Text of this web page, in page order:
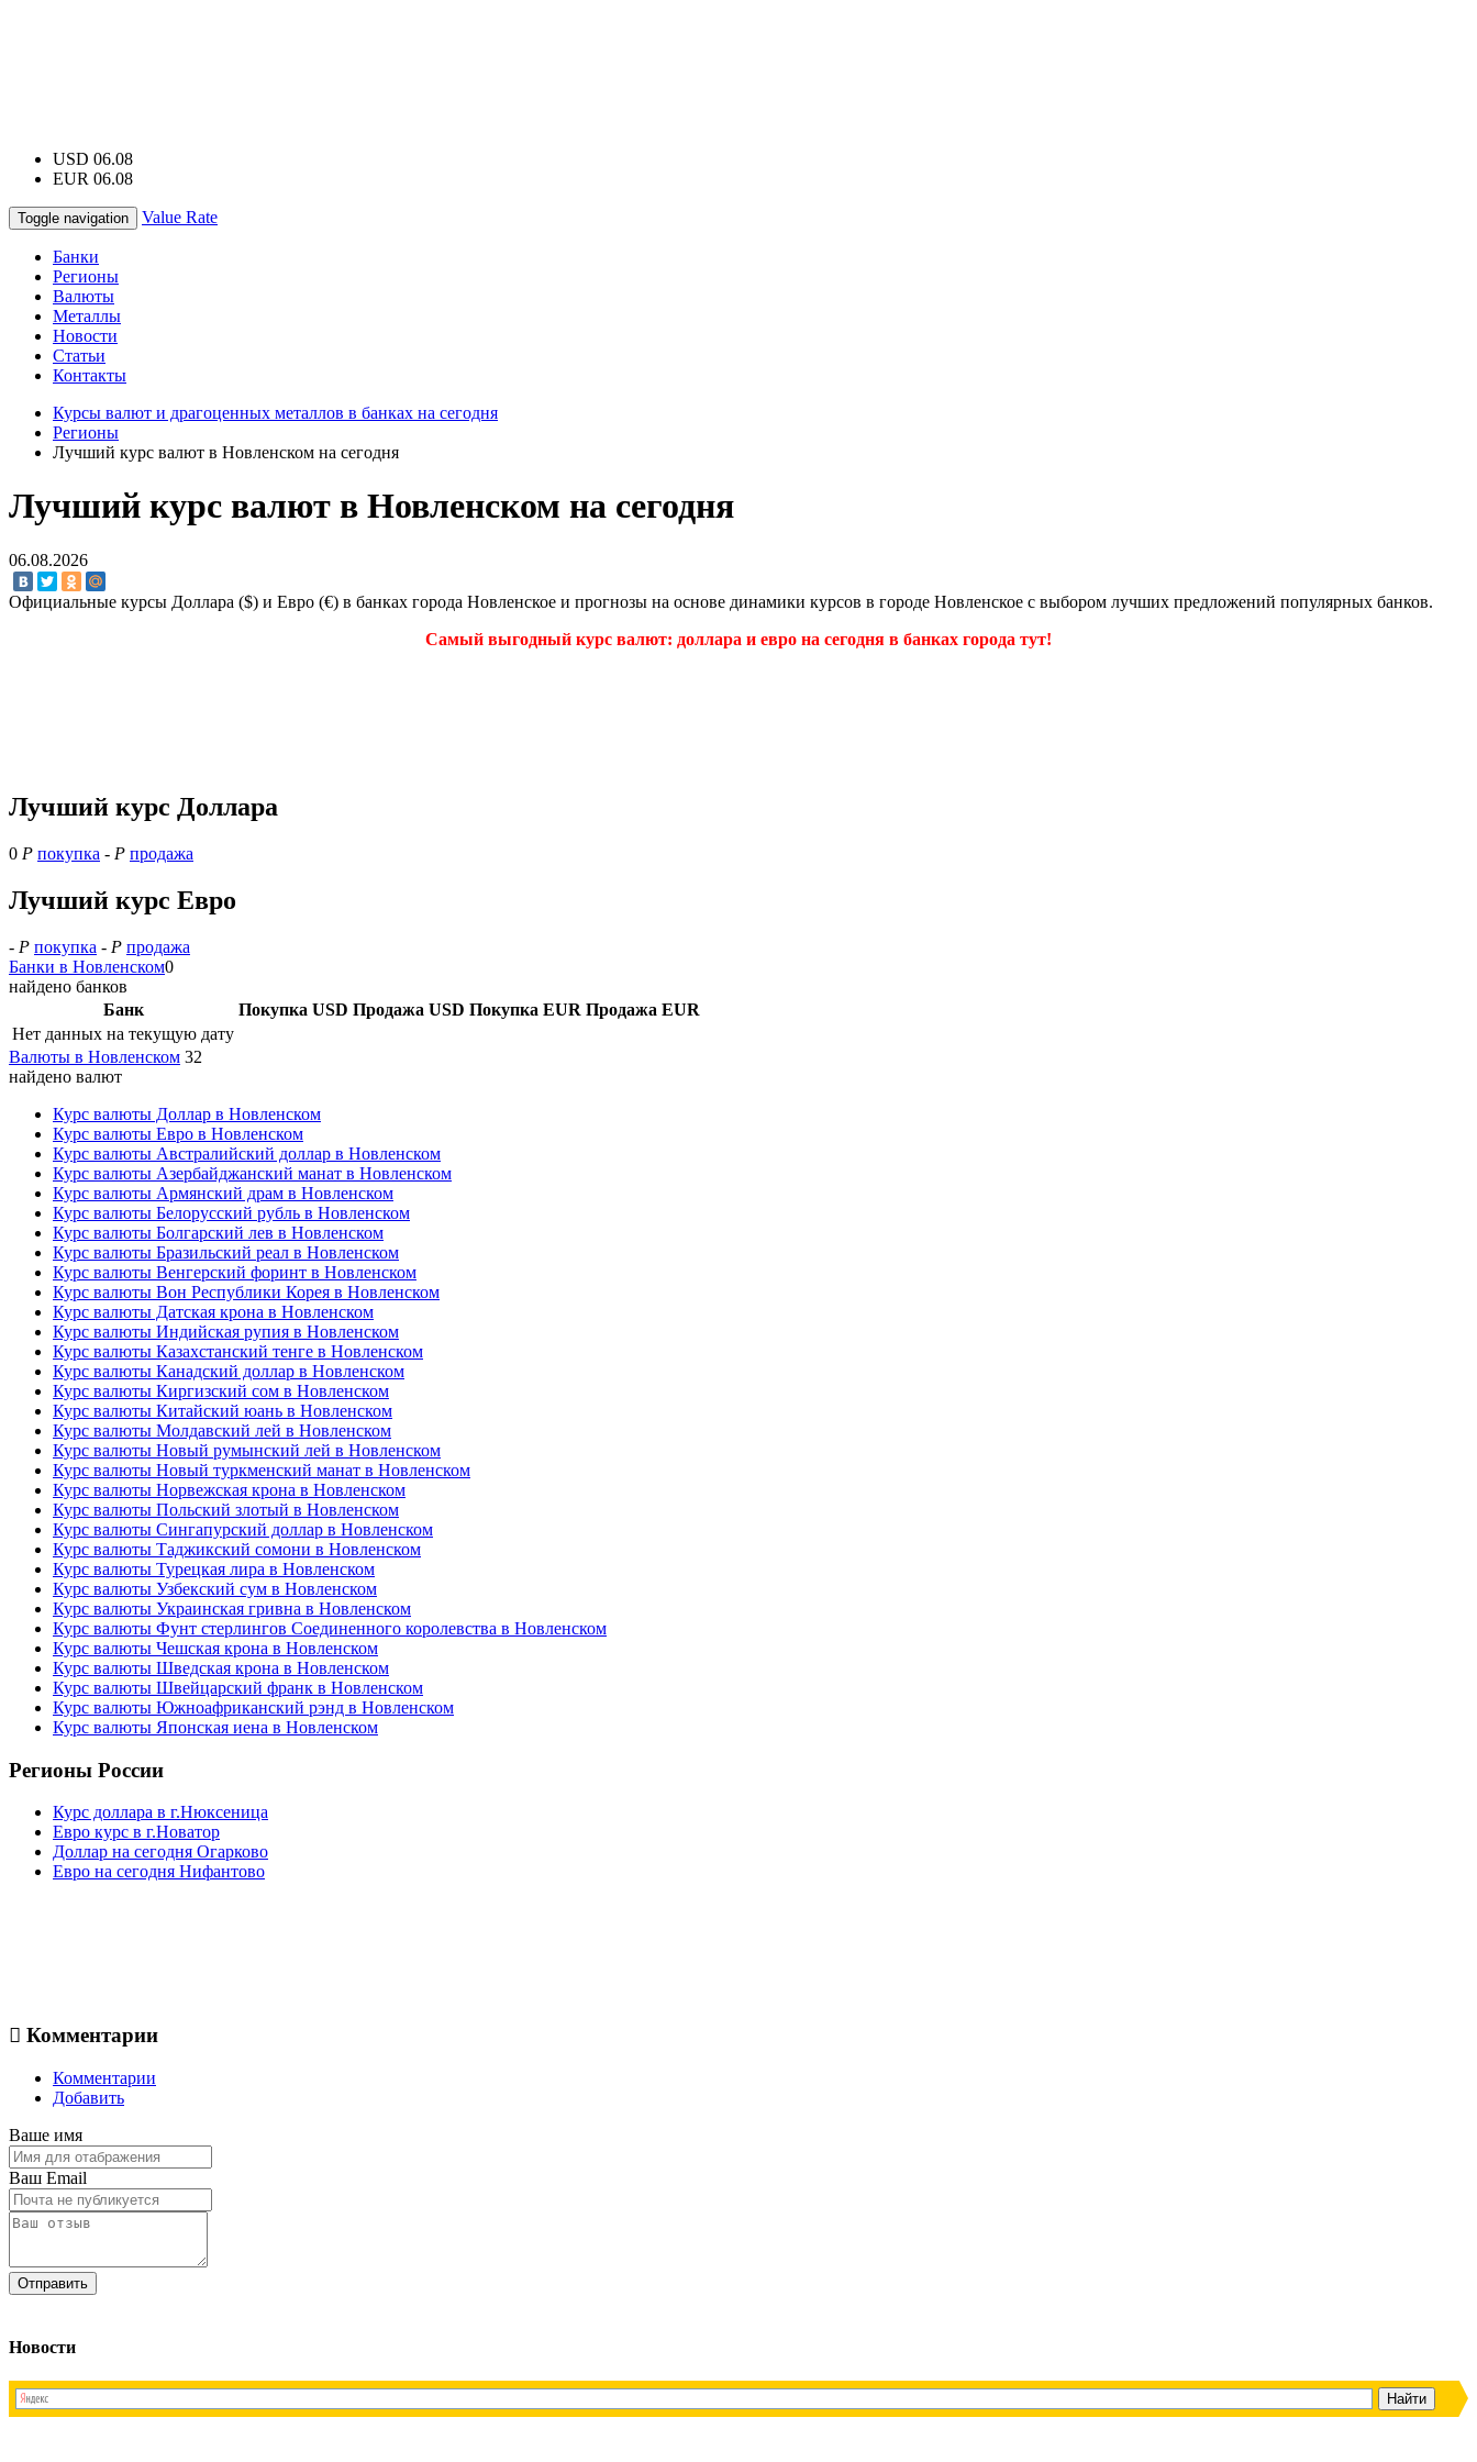
USD 06.08
EUR 06.08
Toggle navigation Value Rate
Банки
Регионы
Валюты
Металлы
Новости
Статьи
Контакты
Курсы валют и драгоценных металлов в банках на сегодня
Регионы
Лучший курс валют в Новленском на сегодня
Лучший курс валют в Новленском на сегодня
06.08.2026
Официальные курсы Доллара ($) и Евро (€) в банках города Новленское и прогнозы на основе динамики курсов в городе Новленское с выбором лучших предложений популярных банков.
Самый выгодный курс валют: доллара и евро на сегодня в банках города тут!
Лучший курс Доллара
0 Р покупка - Р продажа
Лучший курс Евро
- Р покупка - Р продажа
Банки в Новленском0
найдено банков
Банк
Покупка USD Продажа USD Покупка EUR Продажа EUR
Нет данных на текущую дату
Валюты в Новленском 32
найдено валют
Курс валюты Доллар в Новленском
Курс валюты Евро в Новленском
Курс валюты Австралийский доллар в Новленском
Курс валюты Азербайджанский манат в Новленском
Курс валюты Армянский драм в Новленском
Курс валюты Белорусский рубль в Новленском
Курс валюты Болгарский лев в Новленском
Курс валюты Бразильский реал в Новленском
Курс валюты Венгерский форинт в Новленском
Курс валюты Вон Республики Корея в Новленском
Курс валюты Датская крона в Новленском
Курс валюты Индийская рупия в Новленском
Курс валюты Казахстанский тенге в Новленском
Курс валюты Канадский доллар в Новленском
Курс валюты Киргизский сом в Новленском
Курс валюты Китайский юань в Новленском
Курс валюты Молдавский лей в Новленском
Курс валюты Новый румынский лей в Новленском
Курс валюты Новый туркменский манат в Новленском
Курс валюты Норвежская крона в Новленском
Курс валюты Польский злотый в Новленском
Курс валюты Сингапурский доллар в Новленском
Курс валюты Таджикский сомони в Новленском
Курс валюты Турецкая лира в Новленском
Курс валюты Узбекский сум в Новленском
Курс валюты Украинская гривна в Новленском
Курс валюты Фунт стерлингов Соединенного королевства в Новленском
Курс валюты Чешская крона в Новленском
Курс валюты Шведская крона в Новленском
Курс валюты Швейцарский франк в Новленском
Курс валюты Южноафриканский рэнд в Новленском
Курс валюты Японская иена в Новленском
Регионы России
Курс доллара в г.Нюксеница
Евро курс в г.Новатор
Доллар на сегодня Огарково
Евро на сегодня Нифантово
Комментарии
Комментарии
Добавить
Ваше имя
Ваш Email
Новости